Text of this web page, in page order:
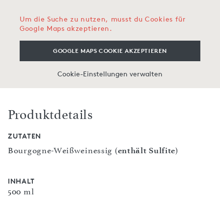
Um die Suche zu nutzen, musst du Cookies für
Google Maps akzeptieren.
GOOGLE MAPS COOKIE AKZEPTIEREN
Cookie-Einstellungen verwalten
Produktdetails
ZUTATEN
Bourgogne-Weißweinessig (enthält Sulfite)
INHALT
500 ml